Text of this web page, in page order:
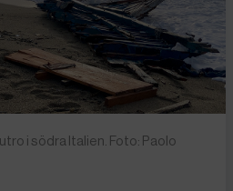
i södra Italien. Foto: Paolo